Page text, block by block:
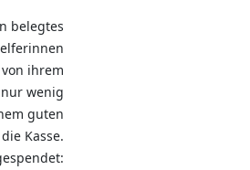
belegtes
ihrem
wenig
guten
Kasse.